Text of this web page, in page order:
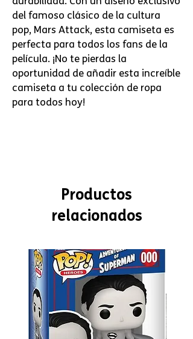
del famoso clásico de la cultura
pop, Mars Attack, esta camiseta es
perfecta para todos los fans de la
película. ¡No te pierdas la
oportunidad de añadir esta increíble
camiseta a tu colección de ropa
para todos hoy!
Productos
relacionados